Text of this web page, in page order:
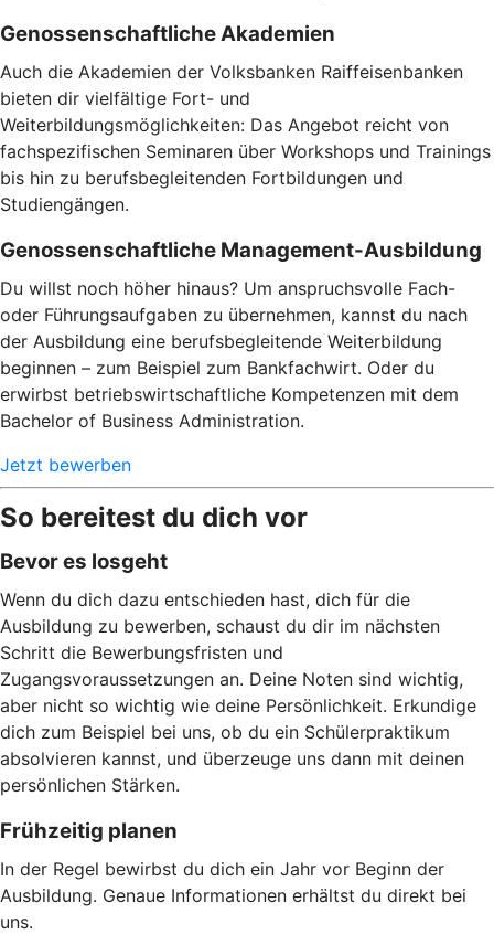
Genossenschaftliche Akademien
Auch die Akademien der Volksbanken Raiffeisenbanken
bieten dir vielfältige Fort- und
Weiterbildungsmöglichkeiten: Das Angebot reicht von
fachspezifischen Seminaren über Workshops und Trainings
bis hin zu berufsbegleitenden Fortbildungen und
Studiengängen.
Genossenschaftliche Management-Ausbildung
Du willst noch höher hinaus? Um anspruchsvolle Fach-
oder Führungsaufgaben zu übernehmen, kannst du nach
der Ausbildung eine berufsbegleitende Weiterbildung
beginnen – zum Beispiel zum Bankfachwirt. Oder du
erwirbst betriebswirtschaftliche Kompetenzen mit dem
Bachelor of Business Administration.
Jetzt bewerben
So bereitest du dich vor
Bevor es losgeht
Wenn du dich dazu entschieden hast, dich für die
Ausbildung zu bewerben, schaust du dir im nächsten
Schritt die Bewerbungsfristen und
Zugangsvoraussetzungen an. Deine Noten sind wichtig,
aber nicht so wichtig wie deine Persönlichkeit. Erkundige
dich zum Beispiel bei uns, ob du ein Schülerpraktikum
absolvieren kannst, und überzeuge uns dann mit deinen
persönlichen Stärken.
Frühzeitig planen
In der Regel bewirbst du dich ein Jahr vor Beginn der
Ausbildung. Genaue Informationen erhältst du direkt bei
uns.